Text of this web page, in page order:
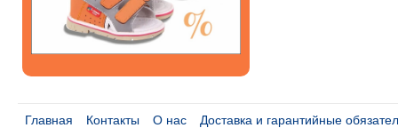
Главная Контакты О нас Доставка и гарантийные